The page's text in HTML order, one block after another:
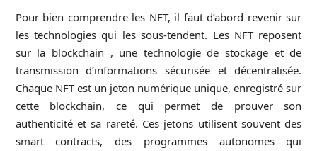
Pour bien comprendre les NFT, il faut d’abord revenir sur
les technologies qui les sous-tendent. Les NFT reposent
sur la blockchain , une technologie de stockage et de
transmission d’informations sécurisée et décentralisée.
Chaque NFT est un jeton numérique unique, enregistré sur
cette blockchain, ce qui permet de prouver son
authenticité et sa rareté. Ces jetons utilisent souvent des
smart contracts, des programmes autonomes qui